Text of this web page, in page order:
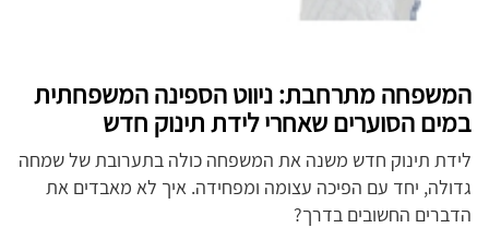
המשפחה מתרחבת: ניווט הספינה המשפחתית
במים הסוערים שאחרי לידת תינוק חדש
לידת תינוק חדש משנה את המשפחה כולה בתערובת של שמחה
גדולה, יחד עם הפיכה עצומה ומפחידה. איך לא מאבדים את
הדברים החשובים בדרך?